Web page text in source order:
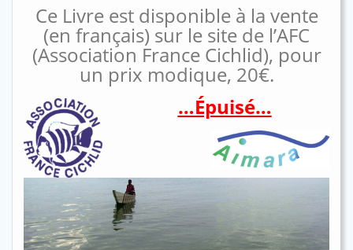
Ce Livre est disponible à la vente
(en français) sur le site de l’AFC
(Association France Cichlid), pour
un prix modique, 20€.
…Épuisé…